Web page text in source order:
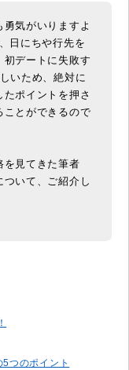
気がいりますよ
日にちや行先を
初デートに失敗す
いため、絶対に
ポイントを押さ
ことができるので
を見てきた筆者
いて、ご紹介し
つのポイント